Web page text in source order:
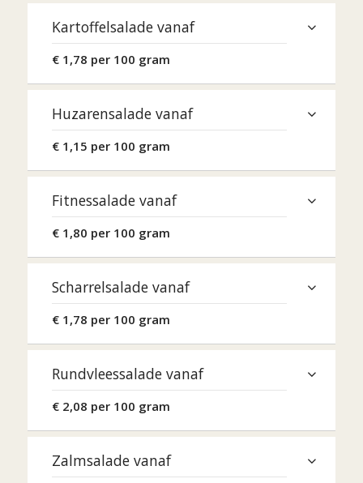
Kartoffelsalade vanaf
€ 1,78 per 100 gram
Huzarensalade vanaf
€ 1,15 per 100 gram
Fitnessalade vanaf
€ 1,80 per 100 gram
Scharrelsalade vanaf
€ 1,78 per 100 gram
Rundvleessalade vanaf
€ 2,08 per 100 gram
Zalmsalade vanaf